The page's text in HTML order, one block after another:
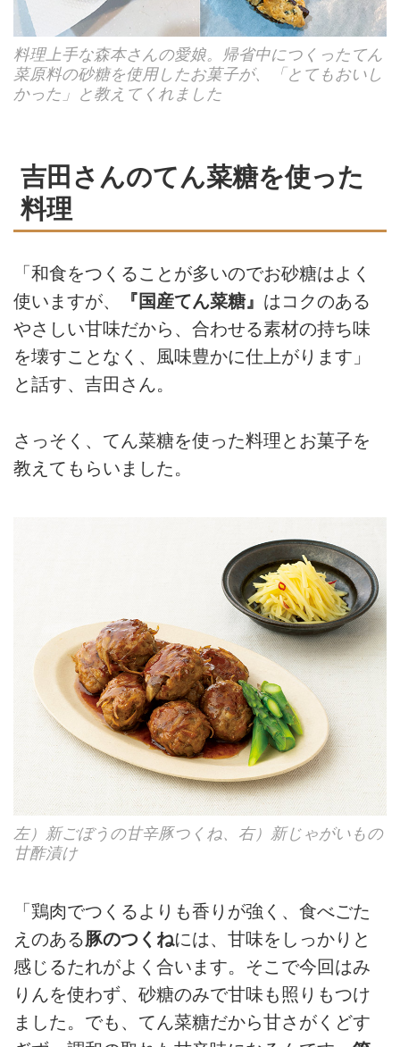
料理上手な森本さんの愛娘。帰省中につくったてん
菜原料の砂糖を使用したお菓子が、「とてもおいし
かった」と教えてくれました
吉田さんのてん菜糖を使った
料理
「和食をつくることが多いのでお砂糖はよく
使いますが、
『国産てん菜糖』 はコクのある
やさしい甘味だから、合わせる素材の持ち味
を壊すことなく、風味豊かに仕上がります」
と話す、吉田さん。
さっそく、てん菜糖を使った料理とお菓子を
教えてもらいました。
左）新ごぼうの甘辛豚つくね、右）新じゃがいもの
甘酢漬け
「鶏肉でつくるよりも香りが強く、食べごた
えのある豚のつくねには、甘味をしっかりと
感じるたれがよく合います。そこで今回はみ
りんを使わず、砂糖のみで甘味も照りもつけ
ました。でも、てん菜糖だから甘さがくどす